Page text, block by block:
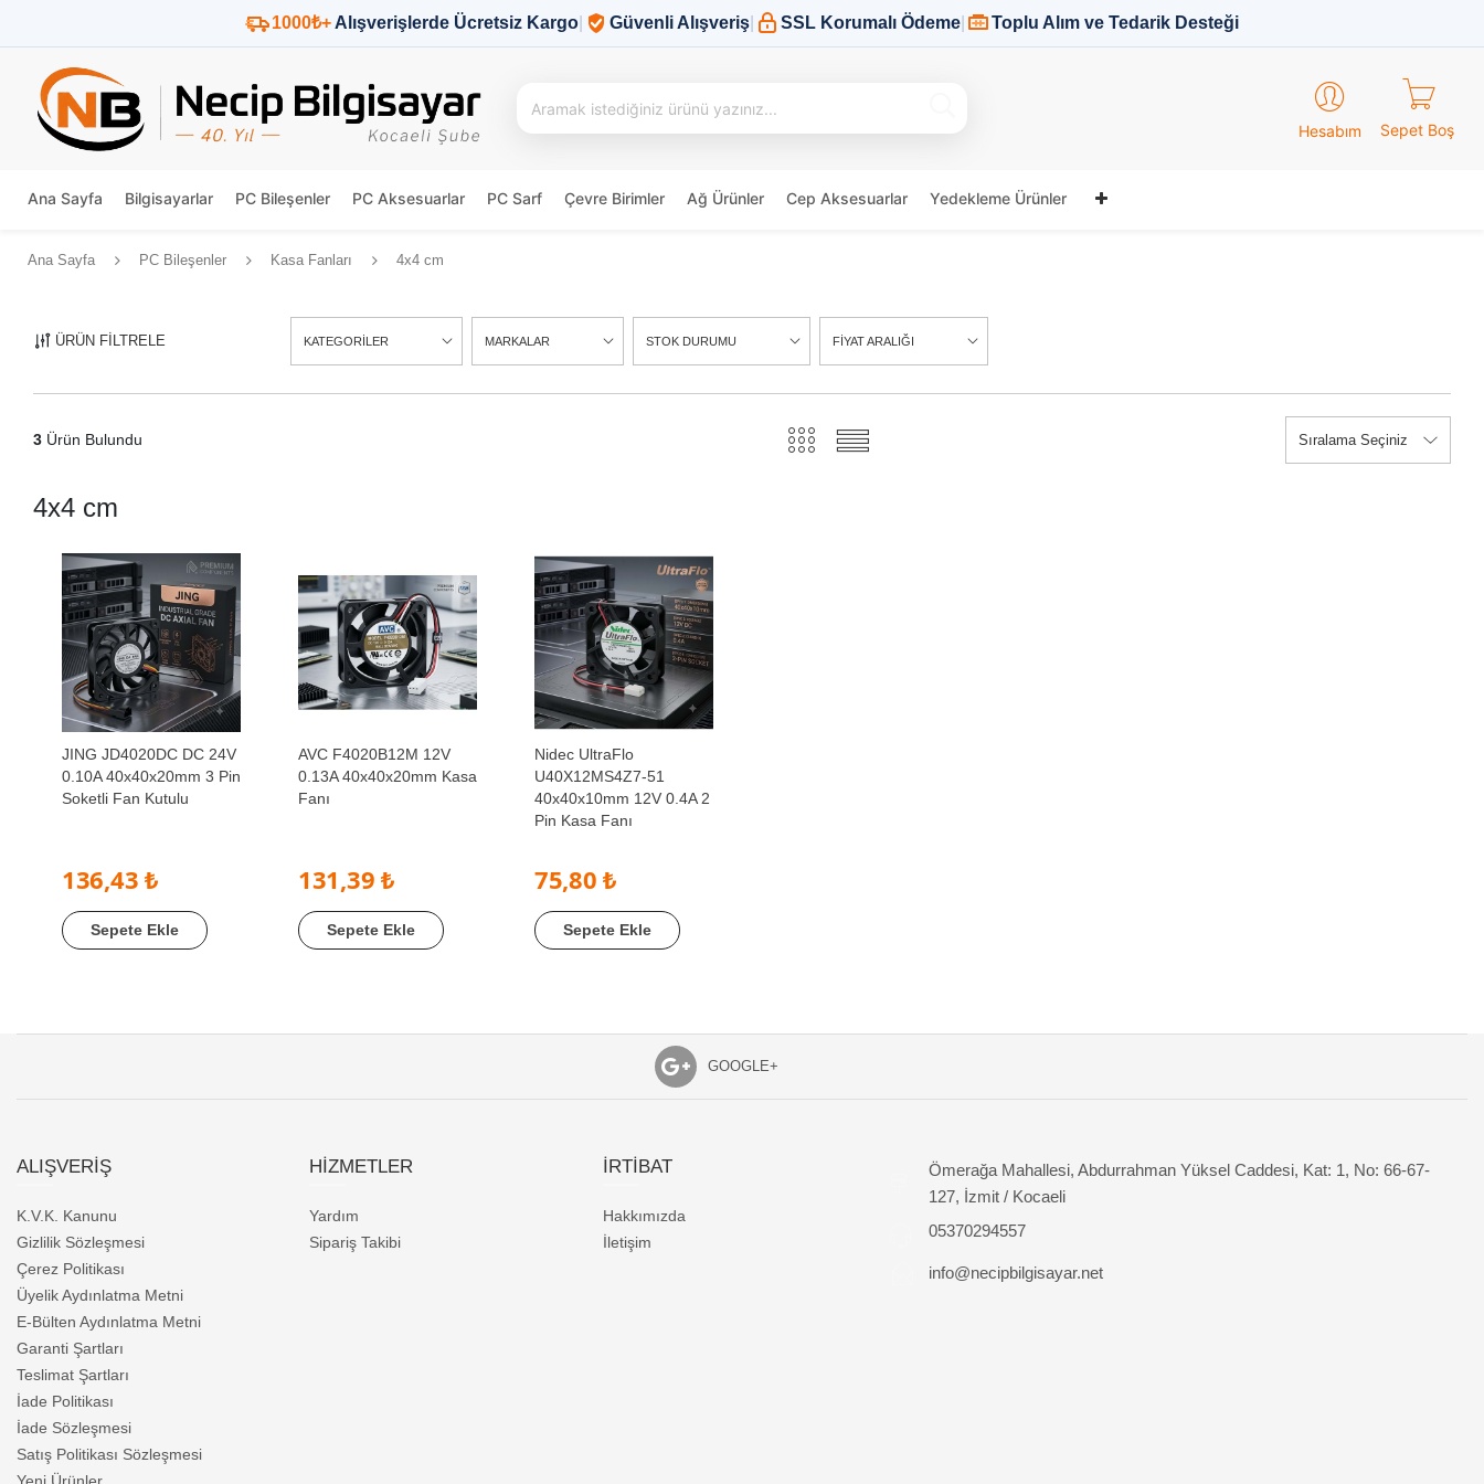
1000₺+ Alışverişlerde Ücretsiz Kargo Güvenli Alışveriş SSL Korumalı Ödeme Toplu Alım ve Tedarik Desteği
Hesabım Sepet Boş
Ana Sayfa Bilgisayarlar PC Bileşenler PC Aksesuarlar PC Sarf Çevre Birimler Ağ Ürünler Cep Aksesuarlar Yedekleme Ürünler
Ana Sayfa PC Bileşenler Kasa Fanları 4x4 cm
ÜRÜN FİLTRELE KATEGORİLER MARKALAR STOK DURUMU FİYAT ARALIĞI
3 Ürün Bulundu
4x4 cm
JING JD4020DC DC 24V
0.10A 40x40x20mm 3 Pin
Soketli Fan Kutulu
136,43 ₺
Sepete Ekle
AVC F4020B12M 12V
0.13A 40x40x20mm Kasa
Fanı
131,39 ₺
Sepete Ekle
Nidec UltraFlo
U40X12MS4Z7-51
40x40x10mm 12V 0.4A 2
Pin Kasa Fanı
75,80 ₺
Sepete Ekle
GOOGLE+
ALIŞVERİŞ
K.V.K. Kanunu
Gizlilik Sözleşmesi
Çerez Politikası
Üyelik Aydınlatma Metni
E-Bülten Aydınlatma Metni
Garanti Şartları
Teslimat Şartları
İade Politikası
İade Sözleşmesi
Satış Politikası Sözleşmesi
Yeni Ürünler
HİZMETLER
Yardım
Sipariş Takibi
İRTİBAT
Hakkımızda
İletişim
Ömerağa Mahallesi, Abdurrahman Yüksel Caddesi, Kat: 1, No: 66-67-
127, İzmit / Kocaeli
05370294557
info@necipbilgisayar.net